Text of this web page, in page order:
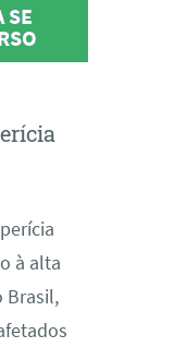
SE
à alta
Brasil,